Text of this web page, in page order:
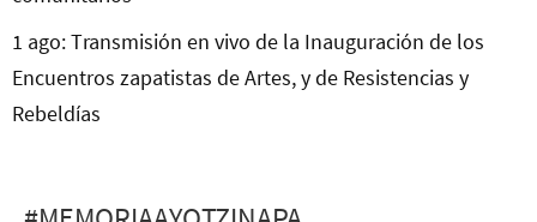
1 ago: Transmisión en vivo de la Inauguración de los
Encuentros zapatistas de Artes, y de Resistencias y
Rebeldías